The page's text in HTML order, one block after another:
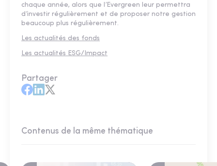
chaque année, alors que l’Evergreen leur permettra
d’investir régulièrement et de proposer notre gestion
beaucoup plus régulièrement.
Les actualités des fonds
Les actualités ESG/Impact
Partager
Contenus de la même thématique